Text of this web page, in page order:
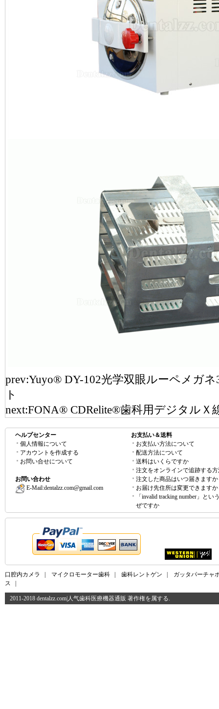
prev:Yuyo® DY-102光学双眼ルーペメガ
ト
next:FONA® CDRelite®歯科用デジタルＸ
ヘルプセンター
個人情報について
アカウントを作成する
お問い合せについて
お問い合わせ
E-Mail:dentalzz.com@gmail.com
お支払い＆送料
お支払い方法について
配送方法について
送料はいくらですか
注文をオンラインで追跡する
注文した商品はいつ届きますか
お届け先住所は変更できますか
「invalid tracking number」とい
ぜですか
口腔内カメラ マイクロモーター歯科 歯科レントゲン
ガッタパーチャ
ス
2011-2018 dentalzz.com|人气歯科医療機器通販 著作権を属する.